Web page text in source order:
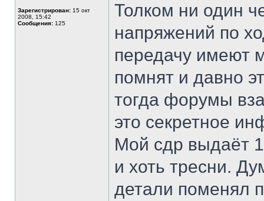
Зарегистрирован: 15 окт
2008, 15:42
Сообщения: 125
Толком ни один
напряжений по
передачу имеют
помнят и давно
тогда форумы
это секретное
Мой сдр выдаёт
и хоть тресни.
детали поменял